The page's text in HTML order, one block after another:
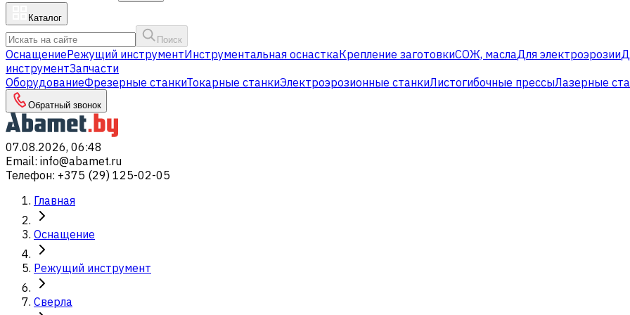
Каталог
Поиск
ОснащениеРежущий инструментИнструментальная оснасткаКрепление заготовкиСОЖ, маслаДля электроэрозии
инструментЗапчасти
ОборудованиеФрезерные станкиТокарные станкиЭлектроэрозионные станкиЛистогибочные прессыЛазерные
Обратный звонок
07.08.2026, 06:48
Email: info@abamet.ru
Телефон: +375 (29) 125-02-05
Главная
Оснащение
Режущий инструмент
Сверла